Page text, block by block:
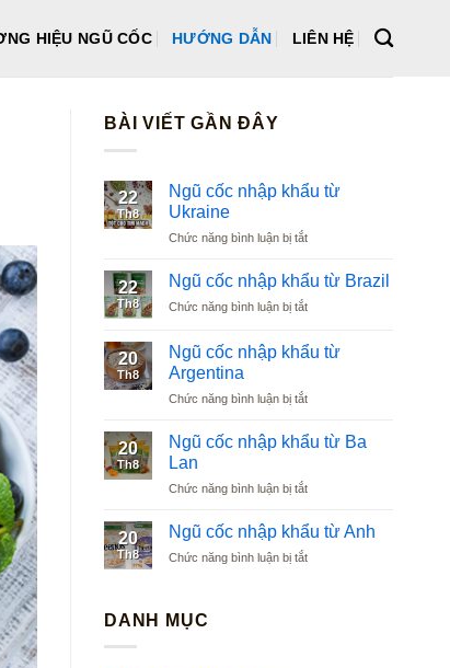
HIỆU NGŨ CỐC HƯỚNG DẪN LIÊN HỆ
BÀI VIẾT GẦN ĐÂY
22
Th8
Ngũ cốc nhập khẩu từ
Ukraine
Chức năng bình luận bị tắtở
cốc
khẩu
Ukraine
22
Th8
Ngũ cốc nhập khẩu từ Brazil
Chức năng bình luận bị tắtở
cốc
nhập
từ
20
Th8
Ngũ cốc nhập khẩu từ
Argentina
Chức năng bình luận bị tắtở
cốc
từ
20
Th8
Ngũ cốc nhập khẩu từ Ba
Lan
Chức năng bình luận bị tắtở
cốc
khẩu
20
Th8
Ngũ cốc nhập khẩu từ Anh
Chức năng bình luận bị tắtở
DANH MỤC